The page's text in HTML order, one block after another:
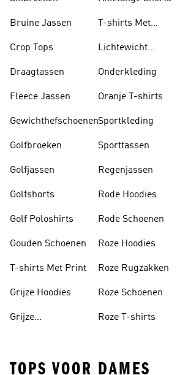
Bruine Jassen
Crop Tops
Draagtassen
Fleece Jassen
Gewichthefschoenen
Golfbroeken
Golfjassen
Golfshorts
Golf Poloshirts
Gouden Schoenen
T-shirts Met Print
Grijze Hoodies
Grijze
T-shirts Met
Lichtewicht
Onderkleding
Oranje T-shirts
Sportkleding
Sporttassen
Regenjassen
Rode Hoodies
Rode Schoenen
Roze Hoodies
Roze Rugzakken
Roze Schoenen
Roze T-shirts
TOPS VOOR DAMES